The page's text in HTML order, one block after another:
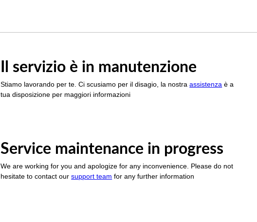
Il servizio è in manutenzione
Stiamo lavorando per te. Ci scusiamo per il disagio, la nostraassistenza è a
tua disposizione per maggiori informazioni
Service maintenance in progress
We are working for you and apologize for any inconvenience. Please do not
hesitate to contact oursupport team for any further information